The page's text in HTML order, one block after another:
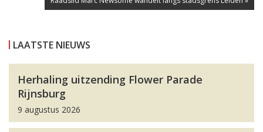
LAATSTE NIEUWS
Herhaling uitzending Flower Parade
Rijnsburg
9 augustus 2026